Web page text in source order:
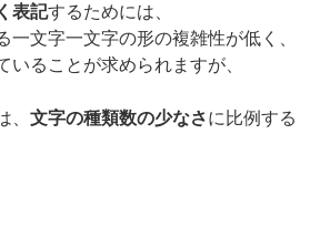
表記するためには、
一文字一文字の形の複雑性が低く、
いることが求められますが、
、文字の種類数の少なさに比例する